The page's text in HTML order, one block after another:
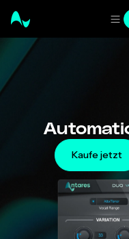
Kaufe jetzt